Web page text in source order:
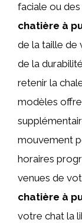
faciale ou des
chatière à
de la taille de
de la
retenir la
modèles
mouvement
horaires
venues de
chatière à
votre chat la